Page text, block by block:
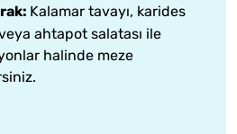
Kalamar tavayı, karides
ahtapot salatası ile
halinde meze